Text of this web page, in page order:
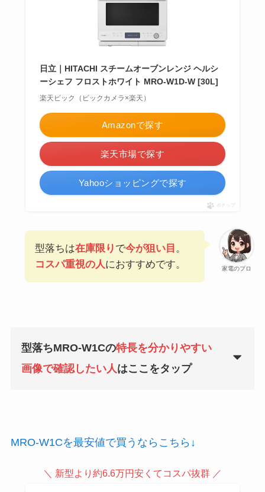
日立｜HITACHI スチームオーブンレンジ ヘルシ
ーシェフ フロストホワイト MRO-W1D-W [30L]
楽天ビック（ビックカメラ×楽天）
Amazonで探す
楽天市場で探す
Yahooショッピングで探す
ポチップ
家電のプロ
型落ちは在庫限り で今が狙い目 。
コスパ重視の人におすすめです。
型落ちMRO-W1Cの特長を分かりやすい
画像で確認したい人 はここをタップ
MRO-W1Cを最安値で買うならこちら↓
＼ 新型より約6.6万円安くてコスパ抜群 ／